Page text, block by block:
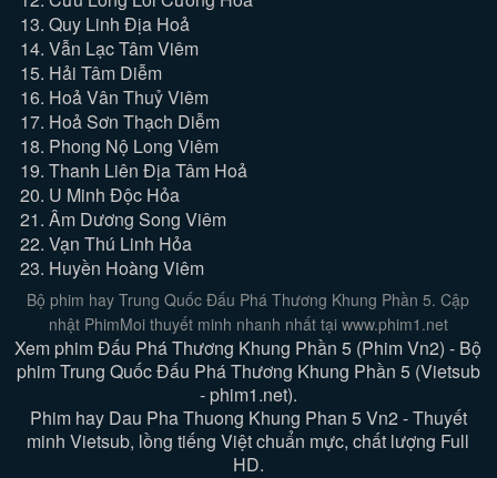
13. Quy Linh Địa Hoả
14. Vẫn Lạc Tâm Viêm
15. Hải Tâm Diễm
16. Hoả Vân Thuỷ Viêm
17. Hoả Sơn Thạch Diễm
18. Phong Nộ Long Viêm
19. Thanh Liên Địa Tâm Hoả
20. U Minh Độc Hỏa
21. Âm Dương Song Viêm
22. Vạn Thú Linh Hỏa
23. Huyền Hoàng Viêm
Bộ phim hay Trung Quốc Đấu Phá Thương Khung Phần 5. Cập
nhật PhimMoi thuyết minh nhanh nhất tại www.phim1.net
Xem phim Đấu Phá Thương Khung Phần 5 (Phim Vn2) - Bộ
phim Trung Quốc Đấu Phá Thương Khung Phần 5 (Vietsub
- phim1.net).
Phim hay Dau Pha Thuong Khung Phan 5 Vn2 - Thuyết
minh Vietsub, lồng tiếng Việt chuẩn mực, chất lượng Full
HD.